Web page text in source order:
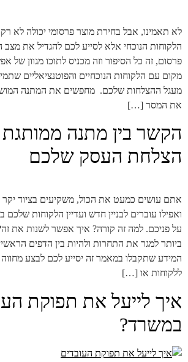
לא תאמינו, אבל בחירת מוצר פרסומי יכולה לא
הלקוחות הנוכחי אלא לסייע לכם להגדיל את מצב
פרסום, זה כל הסיפור וזה מכניס לתוכו מגוון של
מקום עם הלקוחות הנוכחיים והפוטנציאליים
מעגל ההצלחות שלכם. מחפשים את המתנה
את המסר […]
הקשר בין מתנה ממותגת
הצלחת העסק שלכם
אתם עושים כמעט את הכול, משקיעים בציוד יקר
ואפילו עוברים לבניין חדש ועדיין הלקוחות
על פניכם. למה זה קורה? איך אפשר לשנות את
ביותר למגר את התחרות ולהיות בין הדפים
המידע שתקבלו במאמר זה יסייע לכם לבצע
ללקוחות או […]
איך לייעל את תפוקת
במשרד?